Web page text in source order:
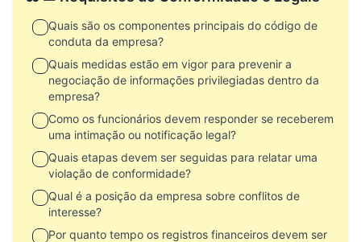
Quais são os componentes principais do código de
conduta da empresa?
Quais medidas estão em vigor para prevenir a
negociação de informações privilegiadas dentro da
empresa?
Como os funcionários devem responder se receberem
uma intimação ou notificação legal?
Quais etapas devem ser seguidas para relatar uma
violação de conformidade?
Qual é a posição da empresa sobre conflitos de
interesse?
Por quanto tempo os registros financeiros devem ser